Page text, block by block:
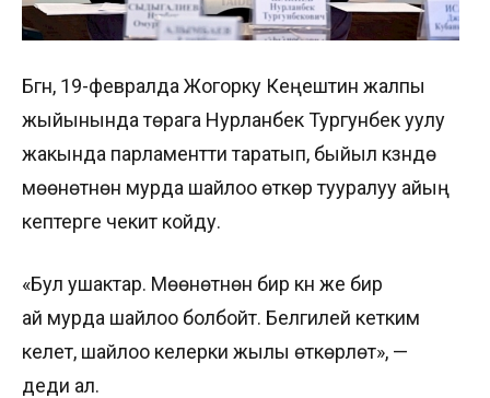
Бүгүн, 19-февралда Жогорку Кеңештин жалпы
жыйынында төрага Нурланбек Тургунбек уулу
жакында парламентти таратып, быйыл күзүндө
мөөнөтүнөн мурда шайлоо өткөрүү тууралуу айың
кептерге чекит койду.
«Бул ушактар. Мөөнөтүнөн бир күн же бир
ай мурда шайлоо болбойт. Белгилей кетким
келет, шайлоо келерки жылы өткөрүлөт», —
деди ал.